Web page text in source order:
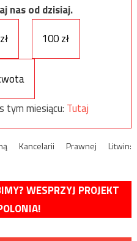
nas od dzisiaj.
100 zł
tym miesiącu: Tutaj
Kancelarii Prawnej Litwin:
WESPRZYJ PROJEKT